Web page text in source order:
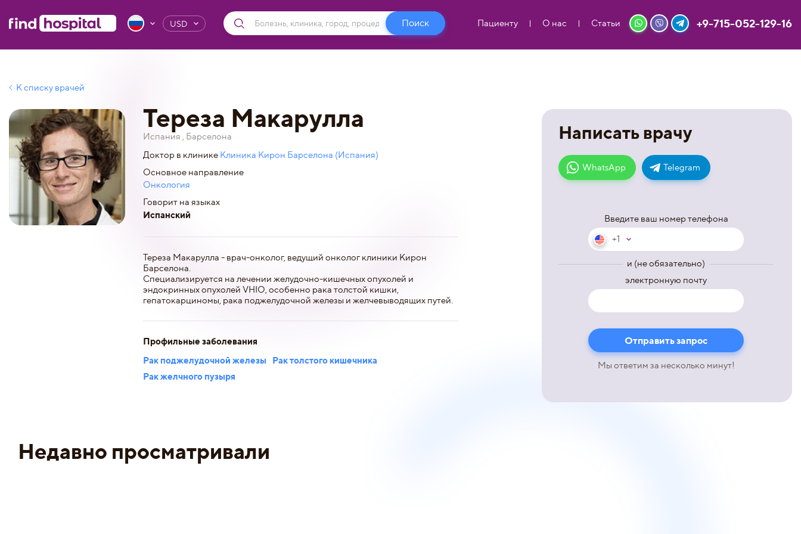
USD Пациенту О нас Статьи +9-715-052-129-16
К списку врачей
Написать врачу
WhatsApp Telegram
Введите ваш номер телефона
+1
и (не обязательно)
электронную почту
Мы ответим за несколько минут!
Тереза ​​Макарулла
Испания , Барселона
Доктор в клинике Клиника Кирон Барселона (Испания)
Основное направление
Онкология
Говорит на языках
Испанский
Тереза ​​Макарулла - врач-онколог, ведущий онколог клиники Кирон
Барселона.
Специализируется на лечении желудочно-кишечных опухолей и
эндокринных опухолей VHIO, особенно рака толстой кишки,
гепатокарциномы, рака поджелудочной железы и желчевыводящих путей.
Профильные заболевания
Рак поджелудочной железы
Рак толстого кишечника
Рак желчного пузыря
Недавно просматривали